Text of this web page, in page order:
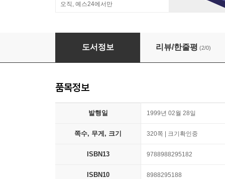
오직, 예스24에서만
시간의 종말
도서정보 리뷰/한줄평 (2/0)
품목정보
발행일 1999년 02월 28일
쪽수, 무게, 크기 320쪽 | 크기확인중
ISBN13 9788988295182
ISBN10 8988295188